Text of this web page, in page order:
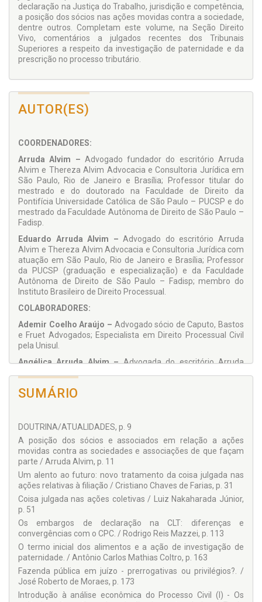
declaração na Justiça do Trabalho, jurisdição e competência,
a posição dos sócios nas ações movidas contra a sociedade,
dentre outros. Completam este volume, na Seção Direito
Vivo, comentários a julgados recentes dos Tribunais
Superiores a respeito da investigação de paternidade e da
prescrição no processo tributário.
AUTOR(ES)
COORDENADORES:
Arruda Alvim – Advogado fundador do escritório Arruda
Alvim e Thereza Alvim Advocacia e Consultoria Jurídica em
São Paulo, Rio de Janeiro e Brasília; Professor titular do
mestrado e do doutorado na Faculdade de Direito da
Pontifícia Universidade Católica de São Paulo – PUCSP e do
mestrado da Faculdade Autônoma de Direito de São Paulo –
Fadisp.
Eduardo Arruda Alvim –Advogado do escritório Arruda
Alvim e Thereza Alvim Advocacia e Consultoria Jurídica com
atuação em São Paulo, Rio de Janeiro e Brasília; Professor
da PUCSP (graduação e especialização) e da Faculdade
Autônoma de Direito de São Paulo – Fadisp; membro do
Instituto Brasileiro de Direito Processual.
COLABORADORES:
Ademir Coelho Araújo – Advogado sócio de Caputo, Bastos
e Fruet Advogados; Especialista em Direito Processual Civil
pela Unisul.
Angélica Arruda Alvim –Advogada do escritório Arruda
da PUCSP e Faculdade Autônoma de Direito de São Paulo –
Tribunal de Justiça do Estado de São Paulo; Professor de
Direito Civil na Faculdade de Direito da PUCSP e na Faculdade
Autônoma de Direito de São Paulo – Fadisp; Membro do
Instituto Latino Americano das Nações Unidas para
Prevenção do Delito e o Tratamento do Delinqüente, da
Academia Paulista de Magistrados e Academia Paulista de
Direito.
Cláudia Fonseca Morato Pavan –
Mestra em Direito Constitucional.
Cristiano Chaves de Faria –Promotor de Justiça – Bahia;
Professor do curso de Direito da Unifacs – Universidade
Salvador; da UFBA – Universidade Federal da Bahia, Fesmip –
Escola Superior do MP/BA, do JusPODIVM – Curso
Preparatório para concursos jurídicos e da EMAB – Escola de
Magistrados da Bahia. Pós-graduando em Direitos Difusos
SUMÁRIO
DOUTRINA/ATUALIDADES, p. 9
A posição dos sócios e associados em relação a ações
movidas contra as sociedades e associações de que façam
parte / Arruda Alvim, p. 11
Um alento ao futuro: novo tratamento da coisa julgada nas
ações relativas à filiação / Cristiano Chaves de Farias, p. 31
Coisa julgada nas ações coletivas / Luiz Nakaharada Júnior,
p. 51
Os embargos de declaração na CLT: diferenças e
convergências com o CPC. / Rodrigo Reis Mazzei, p. 113
O termo inicial dos alimentos e a ação de investigação de
paternidade. / Antônio Carlos Mathias Coltro, p. 163
Fazenda pública em juízo - prerrogativas ou privilégios?. /
José Roberto de Moraes, p. 173
Introdução à análise econômica do Processo Civil (I) - Os